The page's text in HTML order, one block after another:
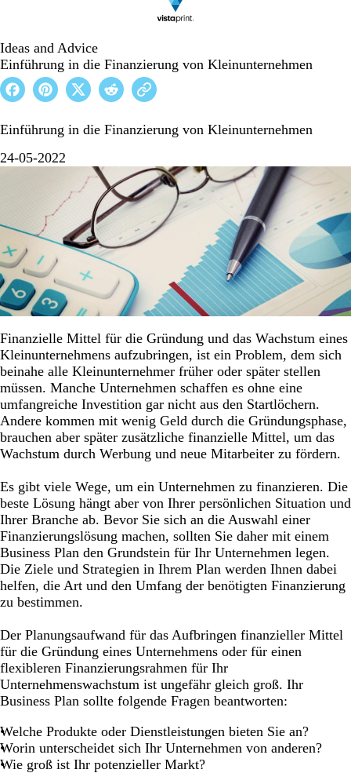
Ideas and Advice
Einführung in die Finanzierung von Kleinunternehmen
Einführung in die Finanzierung von Kleinunternehmen
24-05-2022
Finanzielle Mittel für die Gründung und das Wachstum eines
Kleinunternehmens aufzubringen, ist ein Problem, dem sich
beinahe alle Kleinunternehmer früher oder später stellen
müssen. Manche Unternehmen schaffen es ohne eine
umfangreiche Investition gar nicht aus den Startlöchern.
Andere kommen mit wenig Geld durch die Gründungsphase,
brauchen aber später zusätzliche finanzielle Mittel, um das
Wachstum durch Werbung und neue Mitarbeiter zu fördern.
Es gibt viele Wege, um ein Unternehmen zu finanzieren. Die
beste Lösung hängt aber von Ihrer persönlichen Situation und
Ihrer Branche ab. Bevor Sie sich an die Auswahl einer
Finanzierungslösung machen, sollten Sie daher mit einem
Business Plan den Grundstein für Ihr Unternehmen legen.
Die Ziele und Strategien in Ihrem Plan werden Ihnen dabei
helfen, die Art und den Umfang der benötigten Finanzierung
zu bestimmen.
Der Planungsaufwand für das Aufbringen finanzieller Mittel
für die Gründung eines Unternehmens oder für einen
flexibleren Finanzierungsrahmen für Ihr
Unternehmenswachstum ist ungefähr gleich groß. Ihr
Business Plan sollte folgende Fragen beantworten:
Welche Produkte oder Dienstleistungen bieten Sie an?
Worin unterscheidet sich Ihr Unternehmen von anderen?
Wie groß ist Ihr potenzieller Markt?